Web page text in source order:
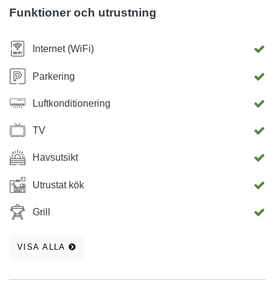
gratis luftkonditionering, parkering, Wi-Fi, smart-TV, Netflix,
diskmaskin, tvättmaskin, en apparat för espresso,
videoövervakning, elektriska jalusier i alla fönster ...
Välkommen.
Funktioner och utrustning
Internet (WiFi)
Parkering
Luftkonditionering
TV
Havsutsikt
Utrustat kök
Grill
VISA ALLA